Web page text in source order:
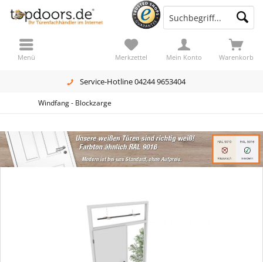
Service-Hotline 04244 9653404
Warenkorb
Merkzettel Mein Konto
Menü
Windfang - Blockzarge